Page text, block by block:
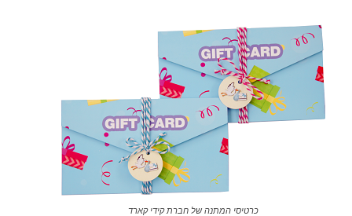
כרטיסי המתנה של חברת קידי קארד